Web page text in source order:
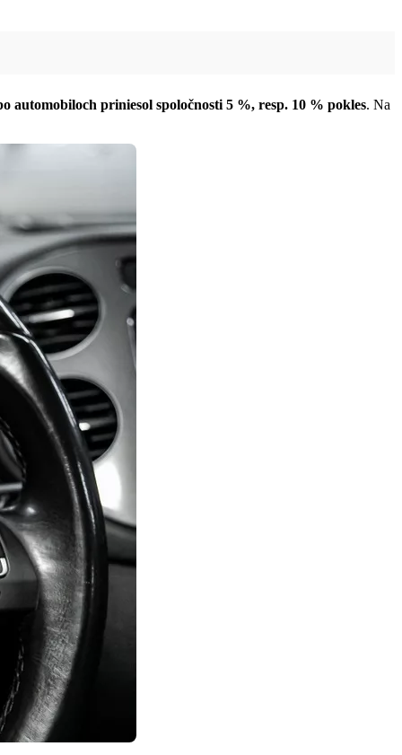
automobiloch priniesol spoločnosti 5 %, resp. 10 % pokles. Na